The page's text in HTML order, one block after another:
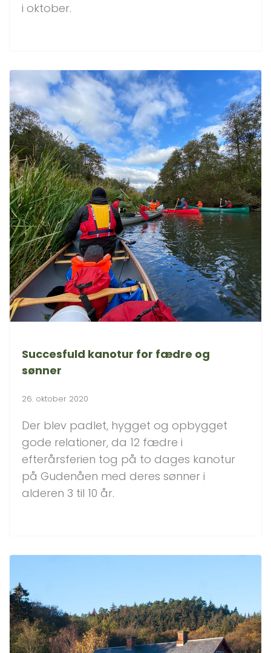
i oktober.
Succesfuld kanotur for fædre og
sønner
26. oktober 2020
Der blev padlet, hygget og opbygget
gode relationer, da 12 fædre i
efterårsferien tog på to dages kanotur
på Gudenåen med deres sønner i
alderen 3 til 10 år.